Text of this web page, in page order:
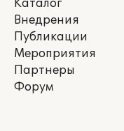
Каталог
Внедрения
Публикации
Мероприятия
Партнеры
Форум